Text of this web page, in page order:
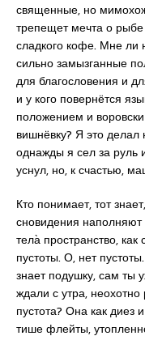
священные, но
трепещет мечта о
сладкого кофе. Мне ли
сильно замызганные
для благословения и
и у кого повернётся
положением и
вишнёвку? Я это делал
однажды я сел за руль
уснул, но, к счастью,
Кто понимает, тот
сновидения наполняют
тела̀ пространство,
пустоты. О, нет
знает подушку, сам ты
ждали с утра,
пустота? Она как диез
тише флейты,